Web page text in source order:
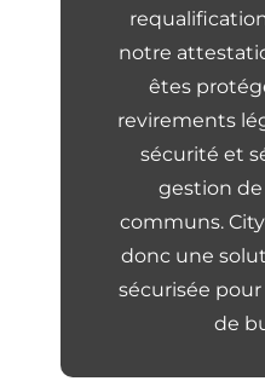
notre
êtes
revirements
sécurité et
gestion de
communs.
donc une
sécurisée
de